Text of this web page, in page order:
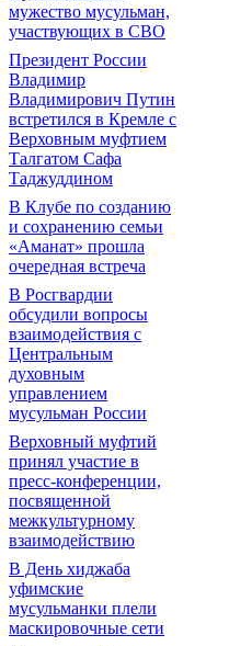
мужество мусульман,
участвующих в СВО
Президент России
Владимир
Владимирович Путин
встретился в Кремле с
Верховным муфтием
Талгатом Сафа
Таджуддином
В Клубе по созданию
и сохранению семьи
«Аманат» прошла
очередная встреча
В Росгвардии
обсудили вопросы
взаимодействия с
Центральным
духовным
управлением
мусульман России
Верховный муфтий
принял участие в
пресс-конференции,
посвященной
межкультурному
взаимодействию
В День хиджаба
уфимские
мусульманки плели
маскировочные сети